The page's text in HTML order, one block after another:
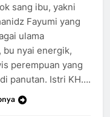
sang ibu, yakni
Fayumi yang
ulama
bu nyai energik,
perempuan yang
panutan. Istri KH….